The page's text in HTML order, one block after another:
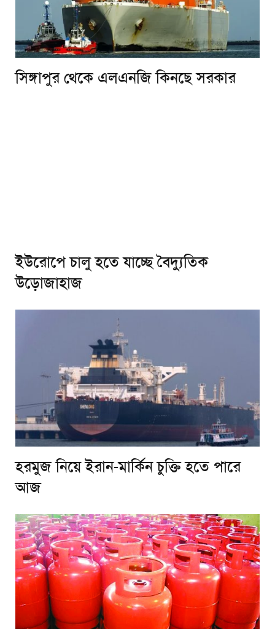
সিঙ্গাপুর থেকে এলএনজি কিনছে সরকার
ইউরোপে চালু হতে যাচ্ছে বৈদ্যুতিক
উড়োজাহাজ
হরমুজ নিয়ে ইরান-মার্কিন চুক্তি হতে পারে
আজ